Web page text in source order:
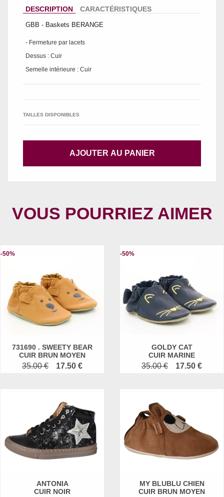
DESCRIPTION CARACTÉRISTIQUES
GBB - Baskets BERANGE
- Fermeture par lacets
Dessus : Cuir
Semelle intérieure : Cuir
TAILLES DISPONIBLES
AJOUTER AU PANIER
VOUS POURRIEZ AIMER
-50%
731690 . SWEETY BEAR
CUIR BRUN MOYEN
35.00 € 17.50 €
-50%
GOLDY CAT
CUIR MARINE
35.00 € 17.50 €
ANTONIA
CUIR NOIR
MY BLUBLU CHIEN
CUIR BRUN MOYEN